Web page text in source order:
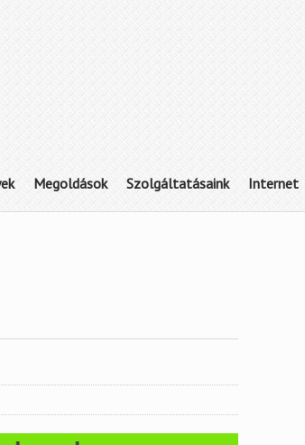
Megoldások Szolgáltatásaink Internet